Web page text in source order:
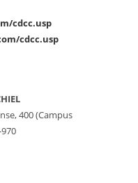
cdcc.usp
cdcc.usp
400 (Campus